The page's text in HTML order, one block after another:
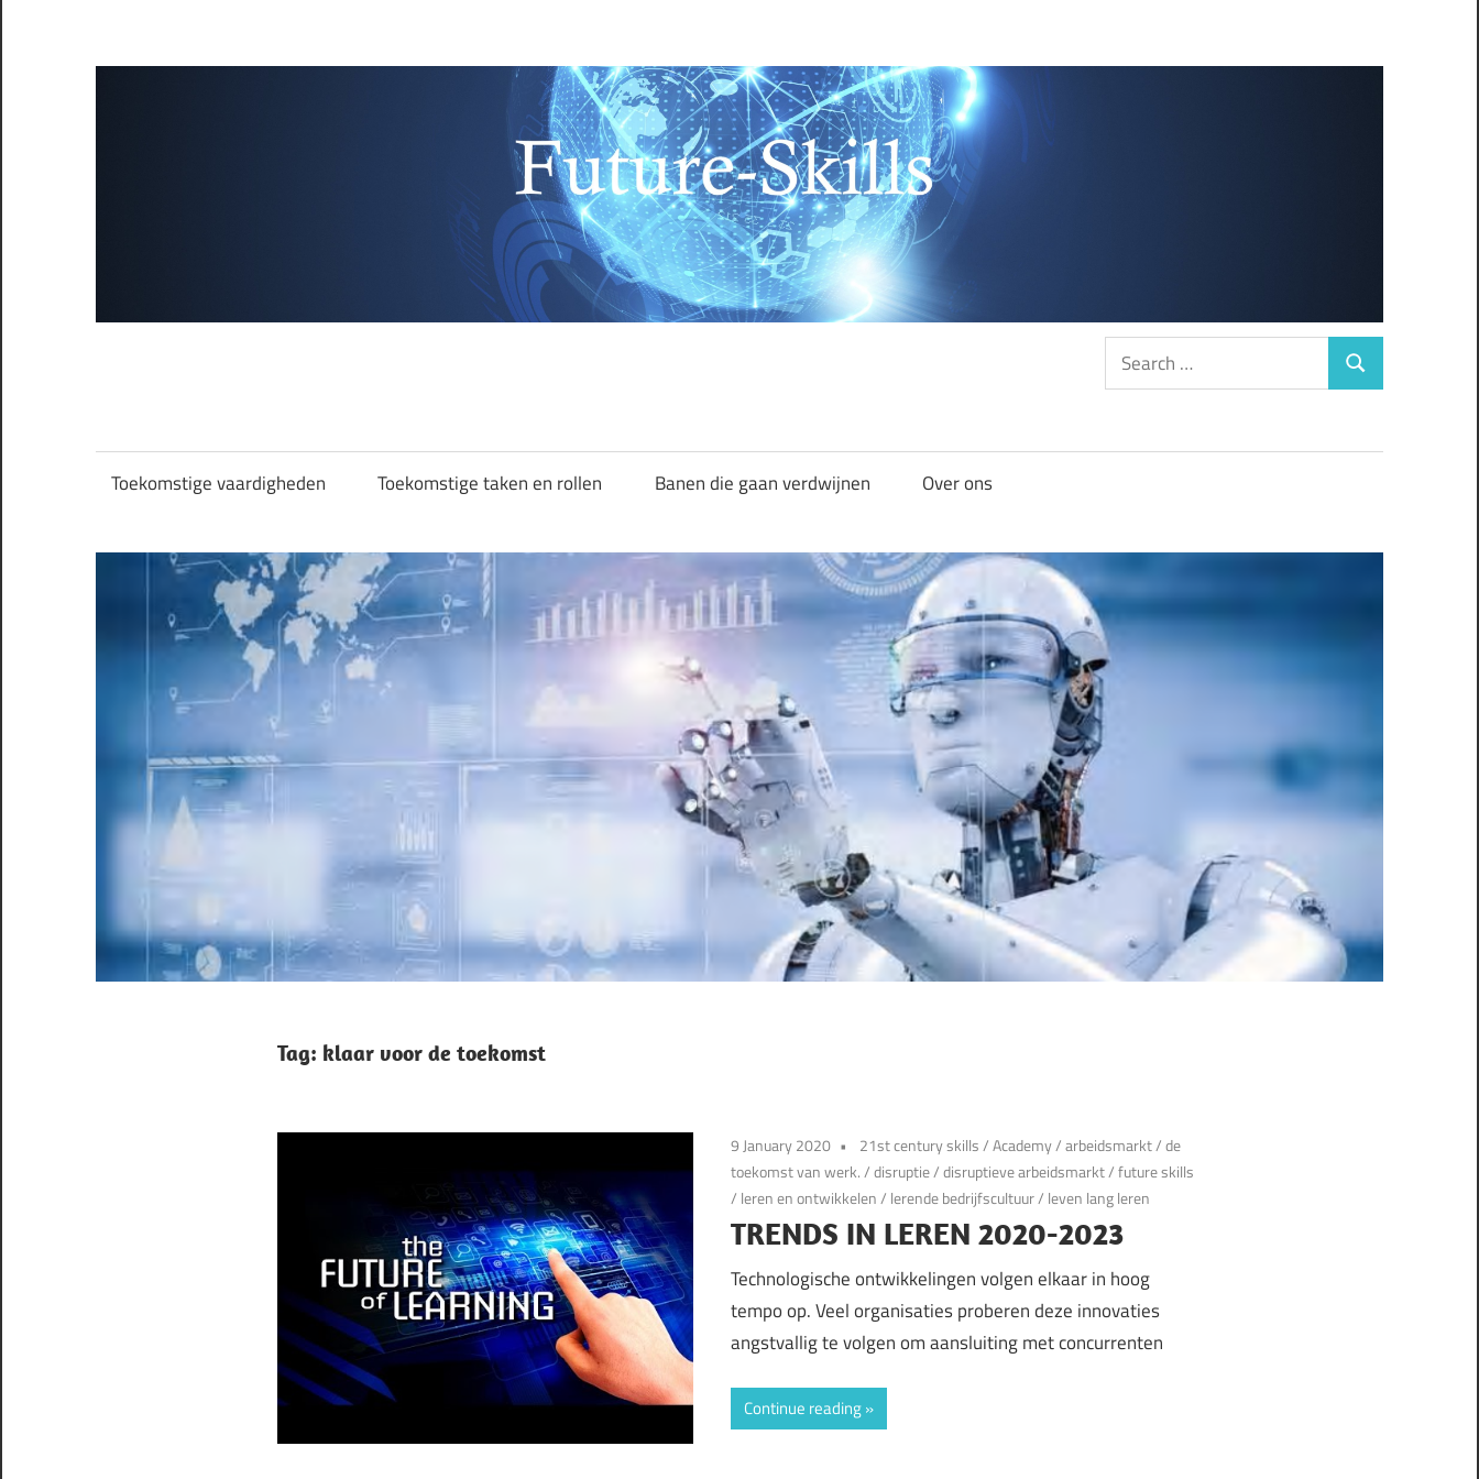
Search
for:
Search
Toekomstige vaardigheden Toekomstige taken en rollen Banen die gaan verdwijnen Over ons
Tag: klaar voor de toekomst
9 January 2020 21st century skills/Academy/arbeidsmarkt/de
toekomst van werk./disruptie/disruptieve arbeidsmarkt/future skills
/ leren en ontwikkelen/ lerende bedrijfscultuur/ leven lang leren
TRENDS IN LEREN 2020-2023
Technologische ontwikkelingen volgen elkaar in hoog
tempo op. Veel organisaties proberen deze innovaties
angstvallig te volgen om aansluiting met concurrenten
Continue reading